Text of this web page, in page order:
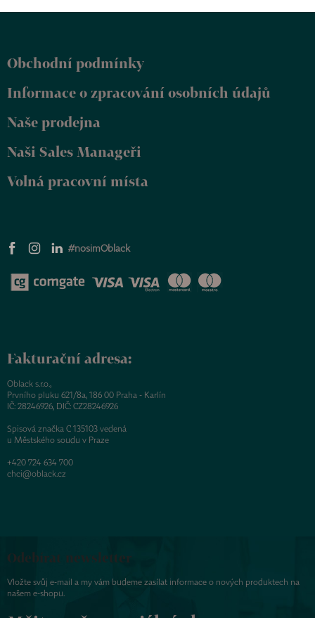
Obchodní podmínky
Informace o zpracování osobních údajů
Naše prodejna
Naši Sales Manageři
Volná pracovní místa
#nosimOblack
Fakturační adresa:
Oblack s.r.o.,
Prvního pluku 621/8a, 186 00 Praha - Karlín
IČ: 28246926, DIČ: CZ28246926
Spisová značka C 135103 vedená
u Městského soudu v Praze
+420 724 634 700
chci@oblack.cz
Odebírat newsletter
Vložte svůj e-mail a my vám budeme zasílat informace o nových produktech na
našem e-shopu.